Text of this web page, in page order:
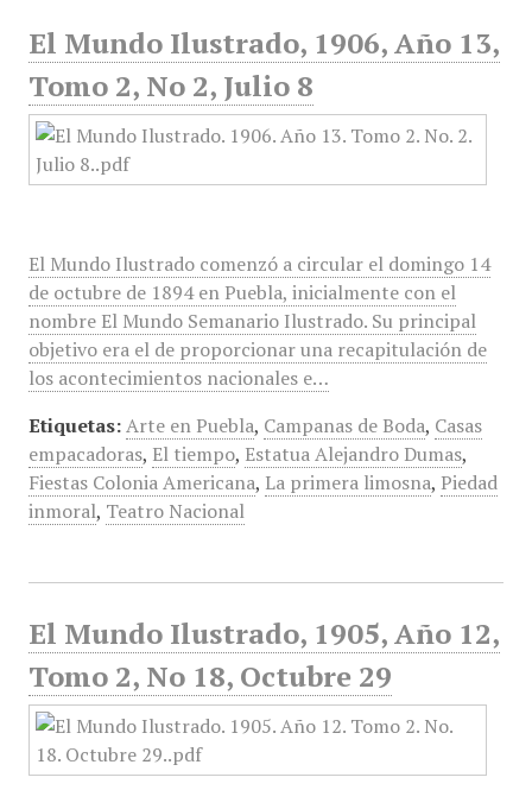
El Mundo Ilustrado, 1906, Año 13,
Tomo 2, No 2, Julio 8
El Mundo Ilustrado comenzó a circular el domingo 14
de octubre de 1894 en Puebla, inicialmente con el
nombre El Mundo Semanario Ilustrado. Su principal
objetivo era el de proporcionar una recapitulación de
los acontecimientos nacionales e…
Etiquetas: Arte en Puebla, Campanas de Boda, Casas
empacadoras, El tiempo, Estatua Alejandro Dumas,
Fiestas Colonia Americana, La primera limosna, Piedad
inmoral, Teatro Nacional
El Mundo Ilustrado, 1905, Año 12,
Tomo 2, No 18, Octubre 29